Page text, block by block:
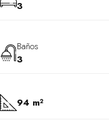
3
Baños
3
94 m²